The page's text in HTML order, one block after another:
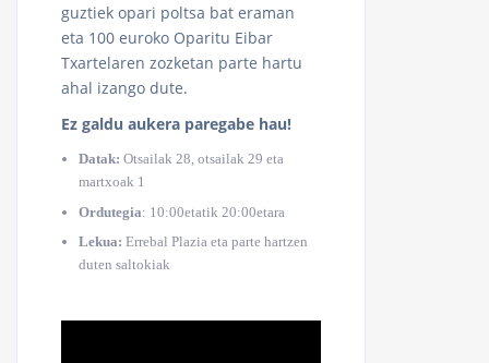
guztiek opari poltsa bat eraman
eta 100 euroko Oparitu Eibar
Txartelaren zozketan parte hartu
ahal izango dute.
Ez galdu aukera paregabe hau!
Datak: Otsailak 28, otsailak 29 eta
martxoak 1
Ordutegia: 10:00etatik 20:00etara
Lekua: Errebal Plazia eta parte hartzen
duten saltokiak